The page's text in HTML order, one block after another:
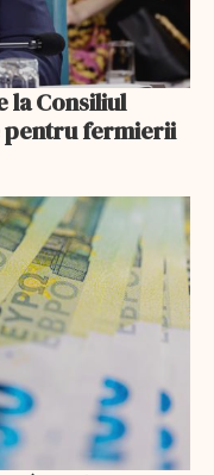
la Consiliul
pentru fermierii